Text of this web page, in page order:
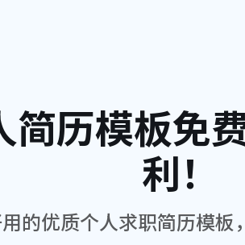
简历模板免
利！
的优质个人求职简历模